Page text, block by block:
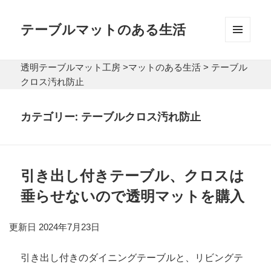
テーブルマットのある生活
ィジェ
透明テーブルマット工房>マットのある生活> テーブル
クロス汚れ防止
カテゴリー: テーブルクロス汚れ防止
引き出し付きテーブル、クロスは
垂らせないので透明マットを購入
更新日 2024年7月23日
引き出し付きのダイニングテーブルと、リビングテ